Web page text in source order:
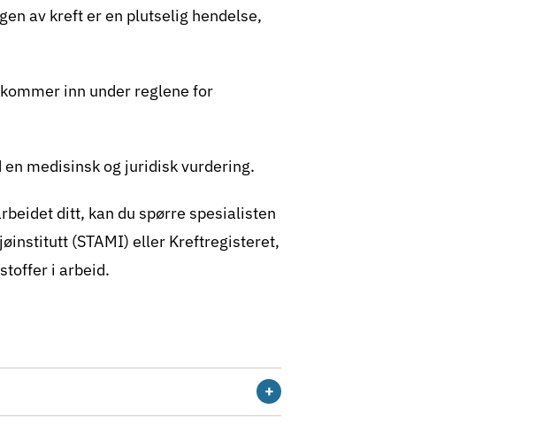
av kreft er en plutselig hendelse,
inn under reglene for
medisinsk og juridisk vurdering.
ditt, kan du spørre spesialisten
(STAMI) eller Kreftregisteret,
i arbeid.